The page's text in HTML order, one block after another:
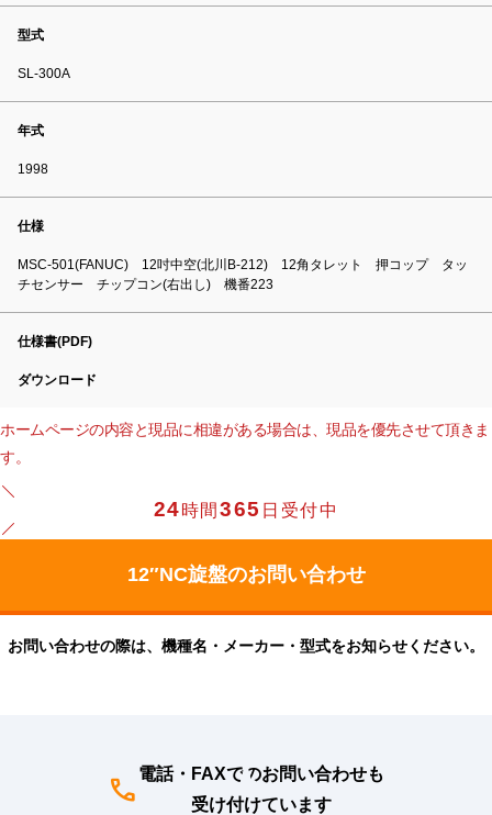
型式
SL-300A
年式
1998
仕様
MSC-501(FANUC) 12吋中空(北川B-212) 12角タレット 押コップ タッ
チセンサー チップコン(右出し) 機番223
仕様書(PDF)
ダウンロード
ホームページの内容と現品に相違がある場合は、現品を優先させて頂きま
す。
24時間365 日受付中
お問い合わせの際は、機種名・メーカー・型式をお知らせください。
電話・FAXでのお問い合わせも
受け付けています